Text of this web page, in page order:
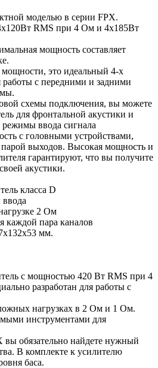
моделью в серии FPX.
RMS при 4 Ом и 4x185Вт
мощность составляет
мощности, это идеальный 4-х
работы с передними и задними
схемы подключения, вы можете
для фронтальной акустики и
режимы ввода сигнала
с головными устройствами,
выходов. Высокая мощность и
гарантируют, что вы получите
акустики.
класса D
2 Ом
каждой пара каналов
мм.
с мощностью 420 Вт RMS при 4
разработан для работы с
нагрузках в 2 Ом и 1 Ом.
инструментами для
вы обязательно найдете нужный
В комплекте к усилителю
баса.